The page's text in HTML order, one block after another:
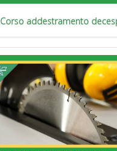
Corso addestramento